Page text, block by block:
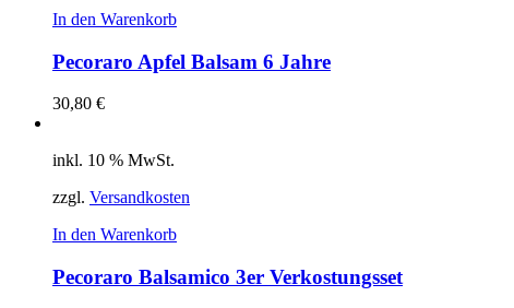
In den Warenkorb
Pecoraro Apfel Balsam 6 Jahre
30,80 €
inkl. 10 % MwSt.
zzgl. Versandkosten
In den Warenkorb
Pecoraro Balsamico 3er Verkostungsset